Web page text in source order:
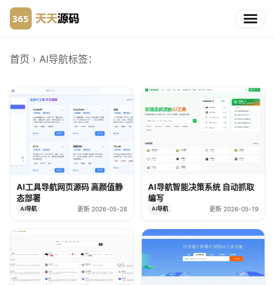
首页 › AI导航标签：
AI工具导航网页源码 高颜值静
态部署
AI导航 更新 2026-05-28
AI导航智能决策系统 自动抓取
编写
AI导航 更新 2026-05-19